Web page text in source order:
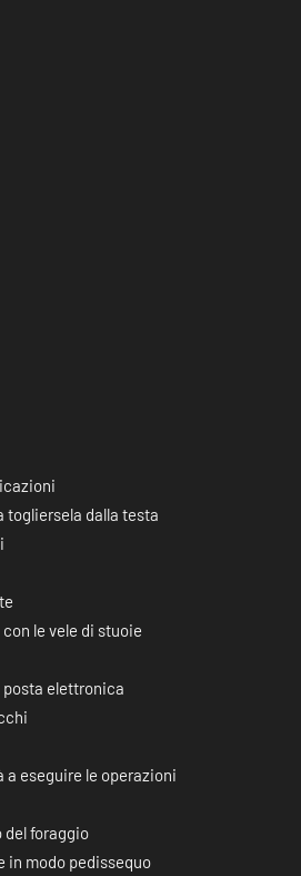
togliersela dalla testa
le vele di stuoie
elettronica
eseguire le operazioni
del foraggio
in modo pedissequo